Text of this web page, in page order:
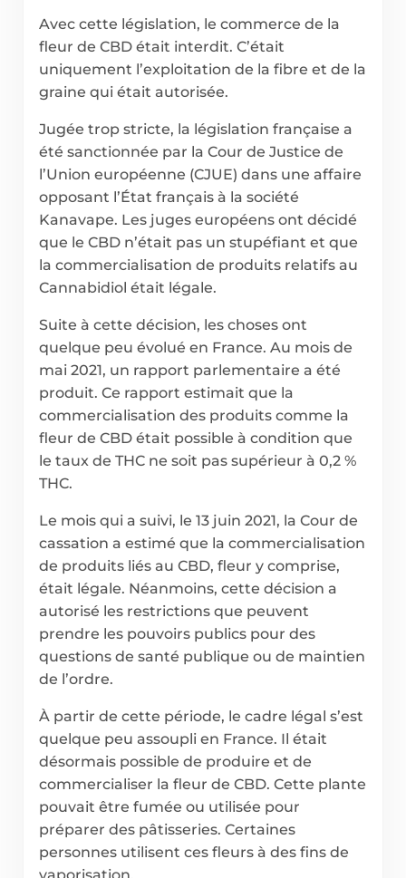
Avec cette législation, le commerce de la
fleur de CBD était interdit. C’était
uniquement l’exploitation de la fibre et de la
graine qui était autorisée.
Jugée trop stricte, la législation française a
été sanctionnée par la Cour de Justice de
l’Union européenne (CJUE) dans une affaire
opposant l’État français à la société
Kanavape. Les juges européens ont décidé
que le CBD n’était pas un stupéfiant et que
la commercialisation de produits relatifs au
Cannabidiol était légale.
Suite à cette décision, les choses ont
quelque peu évolué en France. Au mois de
mai 2021, un rapport parlementaire a été
produit. Ce rapport estimait que la
commercialisation des produits comme la
fleur de CBD était possible à condition que
le taux de THC ne soit pas supérieur à 0,2 %
THC.
Le mois qui a suivi, le 13 juin 2021, la Cour de
cassation a estimé que la commercialisation
de produits liés au CBD, fleur y comprise,
était légale. Néanmoins, cette décision a
autorisé les restrictions que peuvent
prendre les pouvoirs publics pour des
questions de santé publique ou de maintien
de l’ordre.
À partir de cette période, le cadre légal s’est
quelque peu assoupli en France. Il était
désormais possible de produire et de
commercialiser la fleur de CBD. Cette plante
pouvait être fumée ou utilisée pour
préparer des pâtisseries. Certaines
personnes utilisent ces fleurs à des fins de